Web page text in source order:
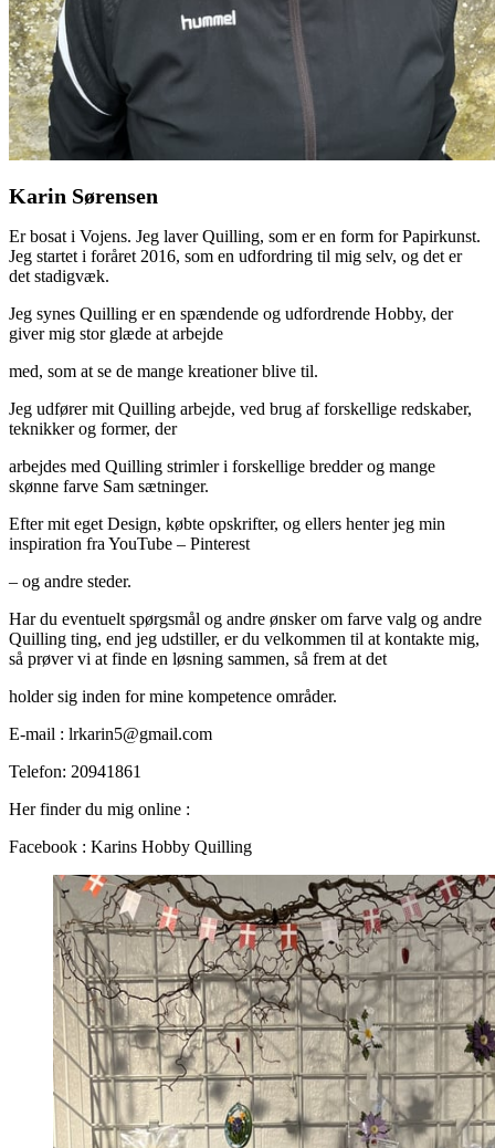
Karin Sørensen
Er bosat i Vojens. Jeg laver Quilling, som er en form for Papirkunst.
Jeg startet i foråret 2016, som en udfordring til mig selv, og det er
det stadigvæk.
Jeg synes Quilling er en spændende og udfordrende Hobby, der
giver mig stor glæde at arbejde
med, som at se de mange kreationer blive til.
Jeg udfører mit Quilling arbejde, ved brug af forskellige redskaber,
teknikker og former, der
arbejdes med Quilling strimler i forskellige bredder og mange
skønne farve Sam sætninger.
Efter mit eget Design, købte opskrifter, og ellers henter jeg min
inspiration fra YouTube – Pinterest
– og andre steder.
Har du eventuelt spørgsmål og andre ønsker om farve valg og andre
Quilling ting, end jeg udstiller, er du velkommen til at kontakte mig,
så prøver vi at finde en løsning sammen, så frem at det
holder sig inden for mine kompetence områder.
E-mail : lrkarin5@gmail.com
Telefon: 20941861
Her finder du mig online :
Facebook : Karins Hobby Quilling